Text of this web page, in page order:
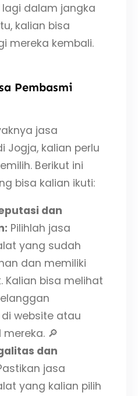
dalam jangka
kalian bisa
mereka kembali.
Pembasmi
jasa
Jogja, kalian perlu
Berikut ini
bisa kalian ikuti:
dan
Pilihlah jasa
yang sudah
dan memiliki
Kalian bisa melihat
website atau
🔎
dan
jasa
yang kalian pilih